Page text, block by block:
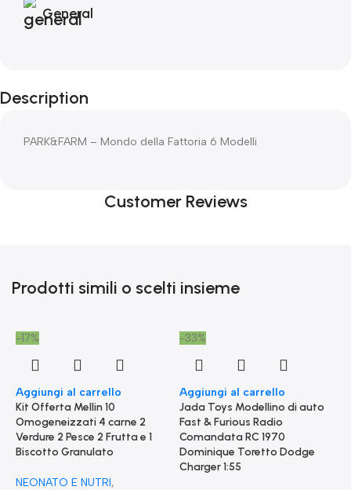
General
Description
PARK&FARM – Mondo della Fattoria 6 Modelli
Customer Reviews
Prodotti simili o scelti insieme
-17%
Aggiungi al carrello
Kit Offerta Mellin 10
Omogeneizzati 4 carne 2
Verdure 2 Pesce 2 Frutta e 1
Biscotto Granulato
NEONATO E NUTRI,
-33%
Aggiungi al carrello
Jada Toys Modellino di auto
Fast & Furious Radio
Comandata RC 1970
Dominique Toretto Dodge
Charger 1:55